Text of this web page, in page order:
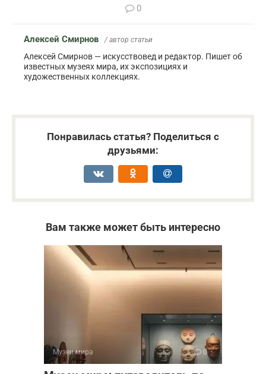
0
Алексей Смирнов / автор статьи
Алексей Смирнов — искусствовед и редактор. Пишет об
известных музеях мира, их экспозициях и
художественных коллекциях.
Понравилась статья? Поделиться с
друзьями:
Вам также может быть интересно
Музеи мира 0